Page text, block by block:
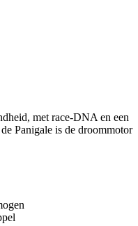
met race-DNA en een
Panigale is de droommotor